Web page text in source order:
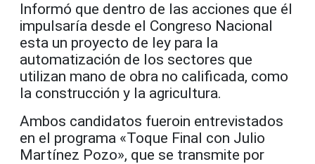
Informó que dentro de las acciones que él
impulsaría desde el Congreso Nacional
esta un proyecto de ley para la
automatización de los sectores que
utilizan mano de obra no calificada, como
la construcción y la agricultura.
Ambos candidatos fueroin entrevistados
en el programa «Toque Final con Julio
Martínez Pozo», que se transmite por